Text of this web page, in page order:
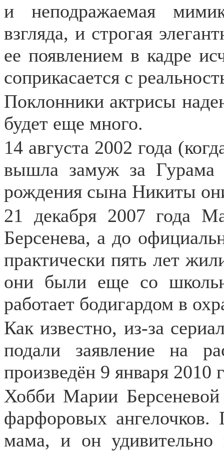
и неподражаемая
взгляда, и строгая
ее появлением в кадре
соприкасается с
Поклонники актрисы
будет еще много.
14 августа 2002 года
вышла замуж за Гурама
рождения сына Никиты
21 декабря 2007 года
Берсенева, а до
практически пять лет
они были еще со
работает бодигардом в
Как известно, из-за
подали заявление на
произведён 9 января 2010
Хобби Марии Берсеневой
фарфоровых ангелочков.
мама, и он